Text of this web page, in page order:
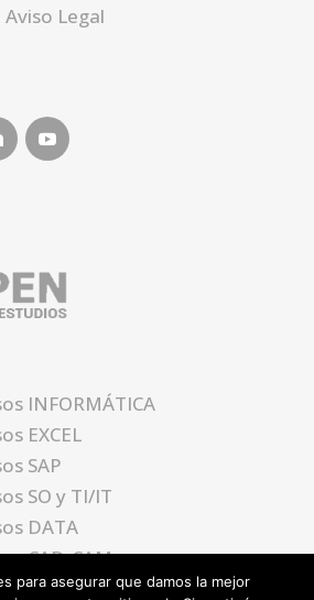
Aviso Legal
INFORMÁTICA
EXCEL
SAP
SO y TI/IT
DATA
CAD-CAM
para asegurar que damos la mejor